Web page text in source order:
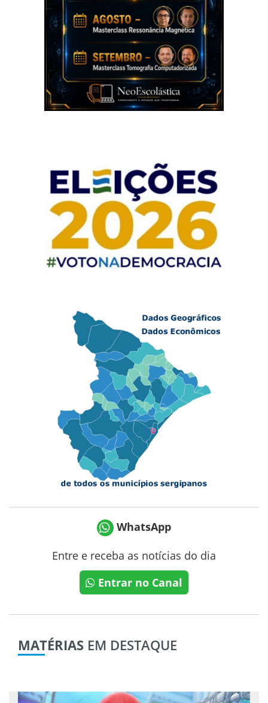
WhatsApp
Entre e receba as notícias do dia
Entrar no Canal
MATÉRIAS EM DESTAQUE